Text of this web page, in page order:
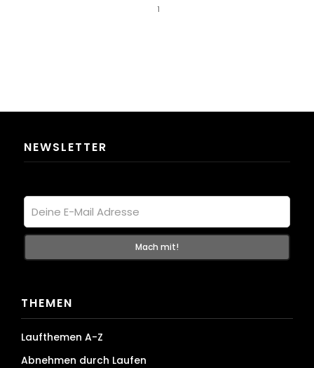
1
NEWSLETTER
THEMEN
Laufthemen A-Z
Abnehmen durch Laufen